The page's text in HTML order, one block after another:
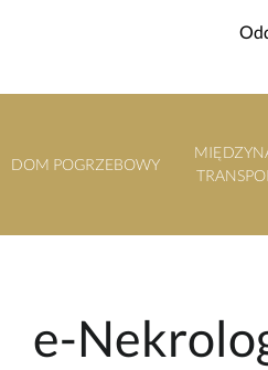
DOM POGRZEBOWY
e-